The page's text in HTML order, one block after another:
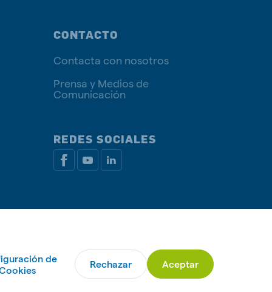
CONTACTO
Contacta con nosotros
Prensa y Medios de
Comunicación
REDES SOCIALES
© De Heus Animal Nutrition
de
Rechazar Aceptar